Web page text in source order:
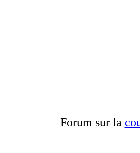
Forum sur la